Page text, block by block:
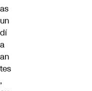
as
un
dí
a
an
tes
,